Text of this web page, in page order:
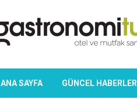
ANA SAYFA GÜNCEL HABERLER